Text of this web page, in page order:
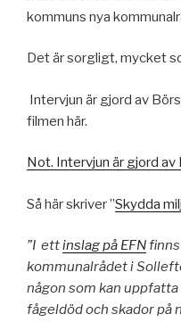
kommuns nya
Det är sorgligt, mycket
Intervjun är gjord av
filmen här.
Not. Intervjun är gjord av
Så här skriver ”Skydda
”I ettinslag på EFN
kommunalrådet i
någon som kan
fågeldöd och skador på